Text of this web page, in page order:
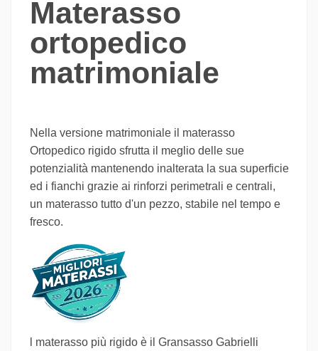
Materasso
ortopedico
matrimoniale
Nella versione matrimoniale il materasso
Ortopedico rigido sfrutta il meglio delle sue
potenzialità mantenendo inalterata la sua superficie
ed i fianchi grazie ai rinforzi perimetrali e centrali,
un materasso tutto d'un pezzo, stabile nel tempo e
fresco.
l materasso più rigido è il Gransasso Gabrielli